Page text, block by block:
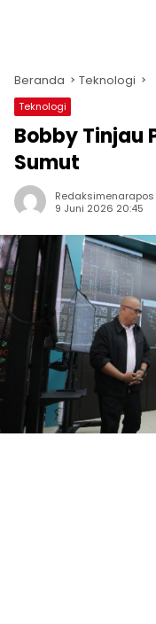
Beranda Teknologi
Teknologi
Bobby Tinjau
Sumut
Redaksimenarapos
9 Juni 2026 20:45